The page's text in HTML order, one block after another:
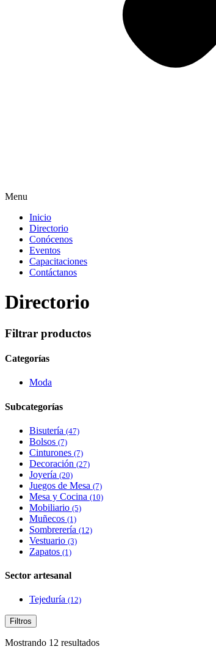
Menu
Inicio
Directorio
Conócenos
Eventos
Capacitaciones
Contáctanos
Directorio
Filtrar productos
Categorías
Moda
Subcategorías
Bisutería (47)
Bolsos (7)
Cinturones (7)
Decoración (27)
Joyería (20)
Juegos de Mesa (7)
Mesa y Cocina (10)
Mobiliario (5)
Muñecos (1)
Sombrerería (12)
Vestuario (3)
Zapatos (1)
Sector artesanal
Tejeduría (12)
Filtros
Mostrando 12 resultados